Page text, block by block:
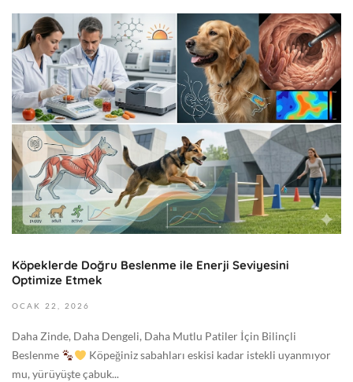
:
5
0
:
0
0
+
0
:
0
G
n
e
l
a
y
ı
s
1
3
,
2
0
2
6
0
2
6
0
1
Köpeklerde Doğru Beslenme ile Enerji Seviyesini
Optimize Etmek
OCAK 22, 2026
Daha Zinde, Daha Dengeli, Daha Mutlu Patiler İçin Bilinçli
Beslenme
Köpeğiniz sabahları eskisi kadar istekli uyanmıyor
mu, yürüyüşte çabuk...